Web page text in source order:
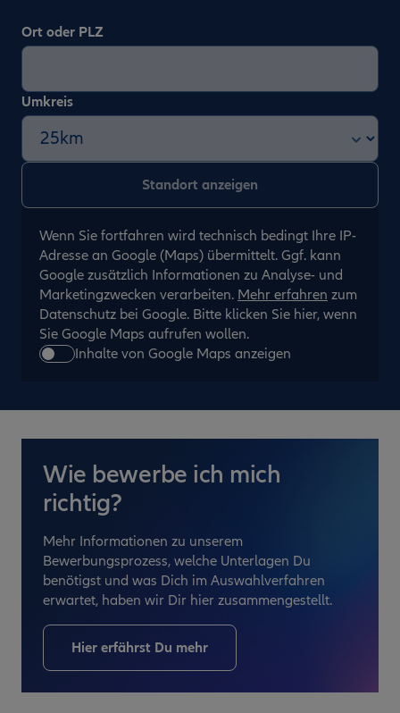
Ort oder PLZ
Umkreis
Wenn Sie fortfahren wird technisch bedingt Ihre IP-
Adresse an Google (Maps) übermittelt. Ggf. kann
Google zusätzlich Informationen zu Analyse- und
Marketingzwecken verarbeiten. Mehr erfahren zum
Datenschutz bei Google. Bitte klicken Sie hier, wenn
Sie Google Maps aufrufen wollen.
Inhalte von Google Maps anzeigen
Wie bewerbe ich mich
richtig?
Mehr Informationen zu unserem
Bewerbungsprozess, welche Unterlagen Du
benötigst und was Dich im Auswahlverfahren
erwartet, haben wir Dir hier zusammengestellt.
Hier erfährst Du mehr